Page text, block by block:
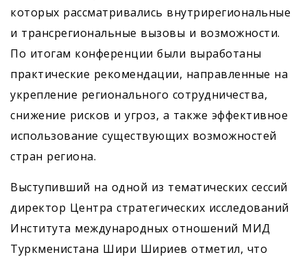
которых рассматривались внутрирегиональные
и трансрегиональные вызовы и возможности.
По итогам конференции были выработаны
практические рекомендации, направленные на
укрепление регионального сотрудничества,
снижение рисков и угроз, а также эффективное
использование существующих возможностей
стран региона.
Выступивший на одной из тематических сессий
директор Центра стратегических исследований
Института международных отношений МИД
Туркменистана Шири Шириев отметил, что